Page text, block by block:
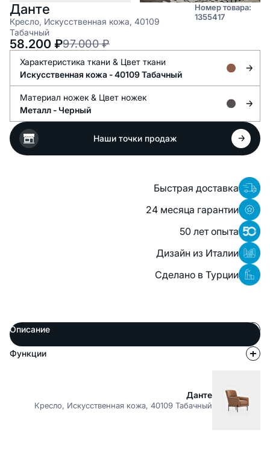
Данте
Кресло, Искусственная кожа, 40109
Табачный
Номер товара:
1355417
97.000 ₽
58.200 ₽
Характеристика ткани & Цвет ткани
Искусственная кожа -40109 Табачный
Материал ножек & Цвет ножек
Металл - Черный
Наши точки продаж
Быстрая доставка
24 месяца гарантии
50 лет опыта
Дизайн из Италии
Сделано в Турции
Описание
Функции
Данте
Кресло, Искусственная кожа, 40109 Табачный